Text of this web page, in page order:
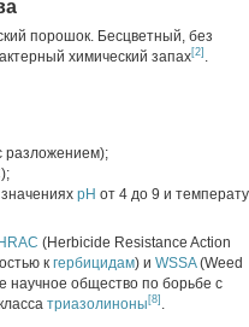
порошок. Бесцветный, без
химический запах[2] .
разложением);
pH от 4 до 9 и
HRAC (Herbicide Resistance Action
к гербицидам) и WSSA(Weed
научное общество по борьбе с
триазолиноны [8] .